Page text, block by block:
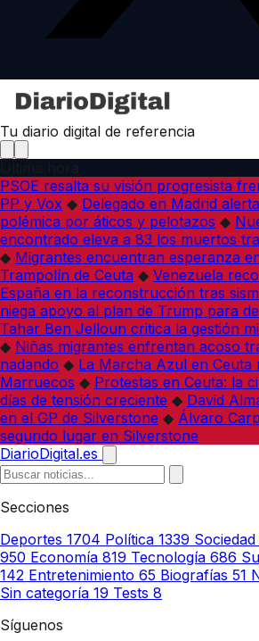
Tu diario digital de referencia
PSOE resalta su visión progresista
PP y Vox ◆ Delegado en Madrid
polémica por áticos y pelotazos ◆
encontrado eleva a 83 los muertos
◆ Migrantes encuentran esperanza
Trampolín de Ceuta ◆ Venezuela
España en la reconstrucción tras
niega apoyo al plan de Trump para
Tahar Ben Jelloun critica la gestión
◆ Niñas migrantes enfrentan acoso
nadando ◆ La Marcha Azul en Ceuta
Marruecos ◆ Protestas en Ceuta: la
días de tensión creciente ◆ David
en el GP de Silverstone ◆ Álvaro
segundo lugar en Silverstone
DiarioDigital.es
Secciones
Deportes 1704 Política 1339 Sociedad
950 Economía 819 Tecnología 686
142 Entretenimiento 65 Biografías 51
Sin categoría 19 Tests 8
Síguenos